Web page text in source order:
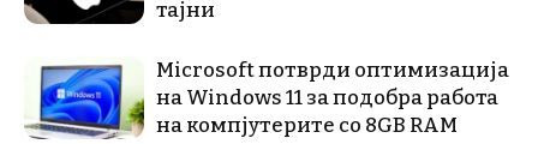
тајни
Microsoft потврди оптимизација
на Windows 11 за подобра работа
на компјутерите со 8GB RAM